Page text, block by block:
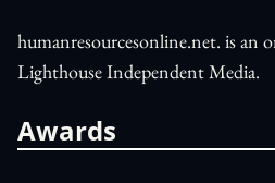
humanresourcesonline.net. is an
Lighthouse Independent Media.
Awards